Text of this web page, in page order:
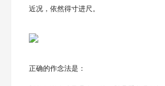
近况，依然得寸进尺。
正确的作念法是：